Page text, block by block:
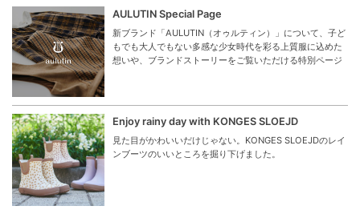
AULUTIN Special Page
新ブランド「AULUTIN（オゥルティン）」について、子ど
もでも大人でもない多感な少女時代を彩る上質服に込めた
想いや、ブランドストーリーをご覧いただける特別ページ
Enjoy rainy day with KONGES SLOEJD
見た目がかわいいだけじゃない。KONGES SLOEJDのレイ
ンブーツのいいところを掘り下げました。